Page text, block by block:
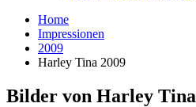
Home
Impressionen
2009
Harley Tina 2009
Bilder von Harley Tina